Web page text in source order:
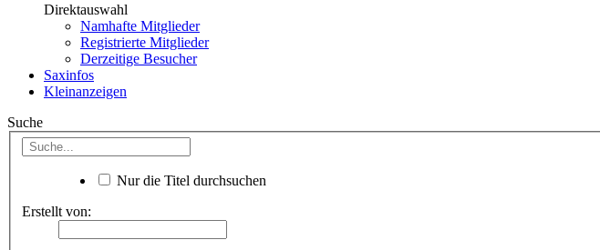
Direktauswahl
Namhafte Mitglieder
Registrierte Mitglieder
Derzeitige Besucher
Saxinfos
Kleinanzeigen
Suche
Nur die Titel durchsuchen
Erstellt von: